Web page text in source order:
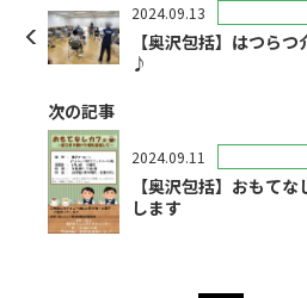
2024.09.13
【奥沢包括】はつら
♪
次の記事
2024.09.11
【奥沢包括】おもて
します